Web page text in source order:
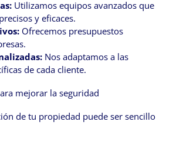
Utilizamos equipos avanzados que
y eficaces.
Ofrecemos presupuestos
Nos adaptamos a las
de cada cliente.
mejorar la seguridad
de tu propiedad puede ser sencillo